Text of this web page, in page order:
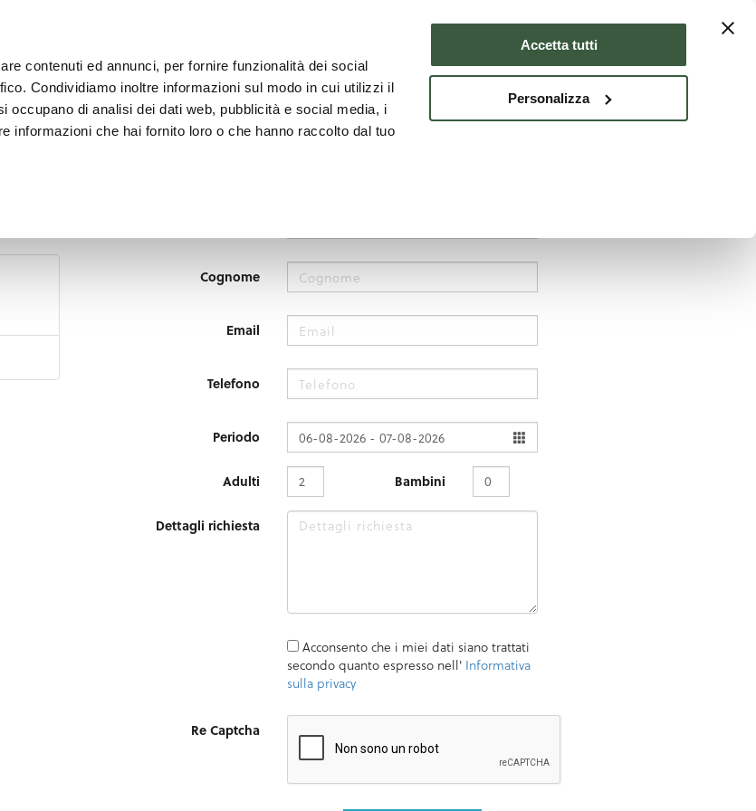
contenuti ed annunci, per fornire funzionalità dei social
Condividiamo inoltre informazioni sul modo in cui utilizzi il
occupano di analisi dei dati web, pubblicità e social media, i
informazioni che hai fornito loro o che hanno raccolto dal tuo
Accetta tutti
Personalizza